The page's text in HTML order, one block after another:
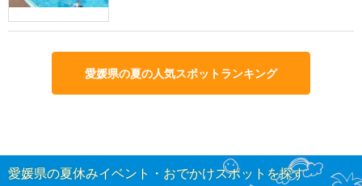
愛媛県の夏の人気スポットランキング
愛媛県の夏休みイベント・おでかけスポットを探す